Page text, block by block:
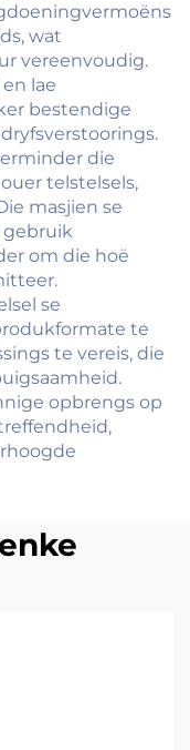
wat
vereenvoudig.
lae
bestendige
die
telstelsels,
masjien se
om die hoë
se
te
te vereis, die
opbrengs op